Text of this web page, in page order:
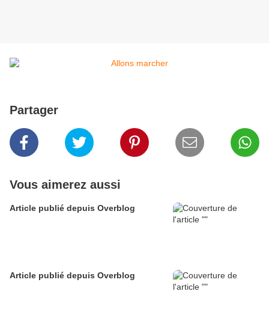
Partager
Vous aimerez aussi
Article publié depuis Overblog
Article publié depuis Overblog